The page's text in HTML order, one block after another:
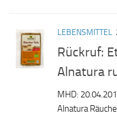
LEBENSMITTEL
Rückruf:
Alnatura
MHD:
Alnatura